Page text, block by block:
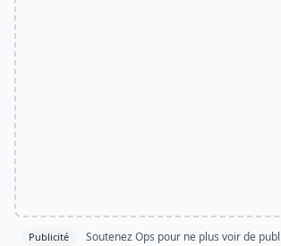
Publicité Soutenez Ops pour ne plus voir de